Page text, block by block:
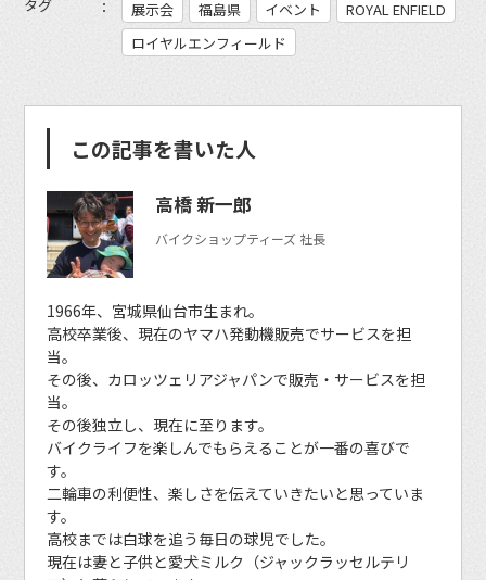
タグ
展示会 福島県 イベント
ROYAL ENFIELD
ロイヤルエンフィールド
この記事を書いた人
高橋 新一郎
バイクショップティーズ 社長
1966年、宮城県仙台市生まれ。
高校卒業後、現在のヤマハ発動機販売でサービスを担
当。
その後、カロッツェリアジャパンで販売・サービスを担
当。
その後独立し、現在に至ります。
バイクライフを楽しんでもらえることが一番の喜びで
す。
二輪車の利便性、楽しさを伝えていきたいと思っていま
す。
高校までは白球を追う毎日の球児でした。
現在は妻と子供と愛犬ミルク（ジャックラッセルテリ